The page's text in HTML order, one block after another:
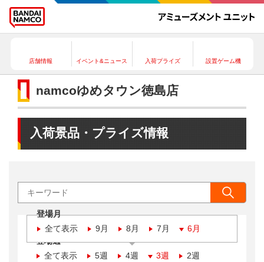
店舗情報 イベント&ニュース 入荷プライズ 設置ゲーム機
namcoゆめタウン徳島店
入荷景品・プライズ情報
登場月
全て表示
9月 8月 7月
6月
登場週
全て表示
5週 4週 3週 2週